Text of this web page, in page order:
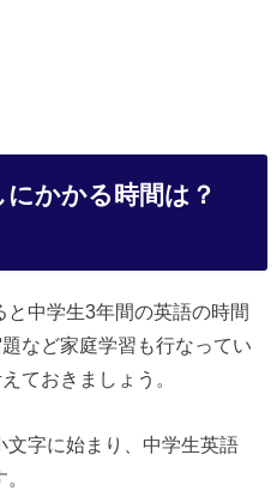
かかる時間は？
中学生3年間の英語の時間
など家庭学習も行なってい
ておきましょう。
文字に始まり、中学生英語